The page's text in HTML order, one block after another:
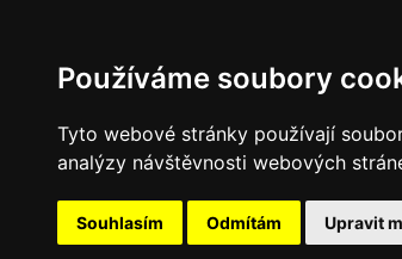
Používáme soubory
Tyto webové stránky používají
analýzy návštěvnosti webových
Souhlasím Odmítám Upravit